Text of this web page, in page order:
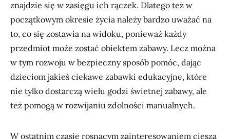
znajdzie się w zasięgu ich rączek. Dlatego też w
początkowym okresie życia należy bardzo uważać na
to, co się zostawia na widoku, ponieważ każdy
przedmiot może zostać obiektem zabawy. Lecz można
w tym rozwoju w bezpieczny sposób pomóc, dając
dzieciom jakieś ciekawe zabawki edukacyjne, które
nie tylko dostarczą wielu godzi świetnej zabawy, ale
też pomogą w rozwijaniu zdolności manualnych.
W ostatnim czasie rosnącym zainteresowaniem cieszą